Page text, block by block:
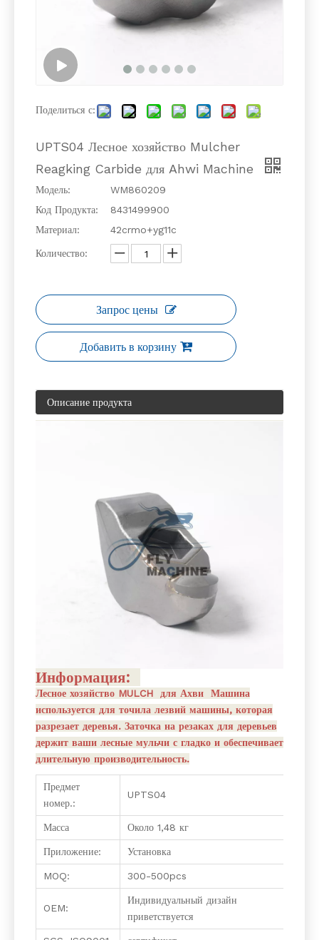
Поделиться с:
UPTS04 Лесное хозяйство Mulcher
Reagking Carbide для Ahwi Machine
Модель:
WM860209
Код Продукта:
8431499900
Материал:
42crmo+yg11c
Количество:
Запрос цены
Добавить в корзину
Описание продукта
Информация:
Лесное хозяйство MULCH для Ахви Машина
используется для точила лезвий машины, которая
разрезает деревья. Заточка на резаках для деревьев
держит ваши лесные мульчи с гладко и обеспечивает
длительную производительность.
Предмет
номер.:
UPTS04
Масса Около 1,48 кг
Приложение: Установка
MOQ: 300-500pcs
OEM:
Индивидуальный дизайн
приветствуется